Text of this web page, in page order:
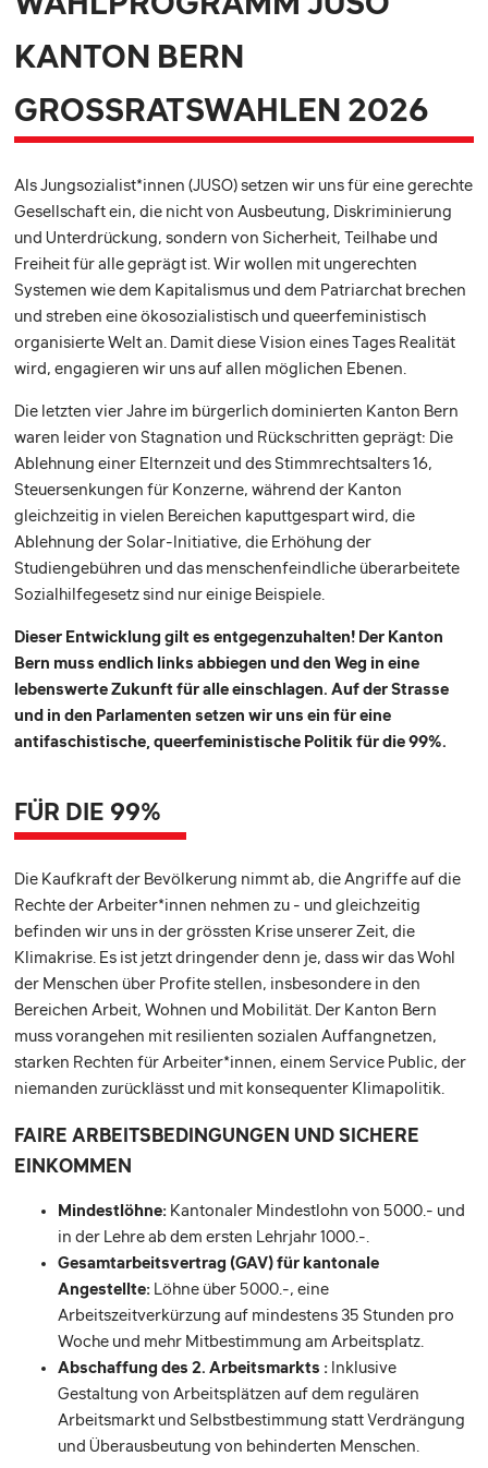
KANTON BERN
GROSSRATSWAHLEN 2026
Als Jungsozialist*innen (JUSO) setzen wir uns für eine gerechte
Gesellschaft ein, die nicht von Ausbeutung, Diskriminierung
und Unterdrückung, sondern von Sicherheit, Teilhabe und
Freiheit für alle geprägt ist. Wir wollen mit ungerechten
Systemen wie dem Kapitalismus und dem Patriarchat brechen
und streben eine ökosozialistisch und queerfeministisch
organisierte Welt an. Damit diese Vision eines Tages Realität
wird, engagieren wir uns auf allen möglichen Ebenen.
Die letzten vier Jahre im bürgerlich dominierten Kanton Bern
waren leider von Stagnation und Rückschritten geprägt: Die
Ablehnung einer Elternzeit und des Stimmrechtsalters 16,
Steuersenkungen für Konzerne, während der Kanton
gleichzeitig in vielen Bereichen kaputtgespart wird, die
Ablehnung der Solar-Initiative, die Erhöhung der
Studiengebühren und das menschenfeindliche überarbeitete
Sozialhilfegesetz sind nur einige Beispiele.
Dieser Entwicklung gilt es entgegenzuhalten! Der Kanton
Bern muss endlich links abbiegen und den Weg in eine
lebenswerte Zukunft für alle einschlagen. Auf der Strasse
und in den Parlamenten setzen wir uns ein für eine
antifaschistische, queerfeministische Politik für die 99%.
FÜR DIE 99%
Die Kaufkraft der Bevölkerung nimmt ab, die Angriffe auf die
Rechte der Arbeiter*innen nehmen zu - und gleichzeitig
befinden wir uns in der grössten Krise unserer Zeit, die
Klimakrise. Es ist jetzt dringender denn je, dass wir das Wohl
der Menschen über Profite stellen, insbesondere in den
Bereichen Arbeit, Wohnen und Mobilität. Der Kanton Bern
muss vorangehen mit resilienten sozialen Auffangnetzen,
starken Rechten für Arbeiter*innen, einem Service Public, der
niemanden zurücklässt und mit konsequenter Klimapolitik.
FAIRE ARBEITSBEDINGUNGEN UND SICHERE
EINKOMMEN
Mindestlöhne: Kantonaler Mindestlohn von 5000.- und
in der Lehre ab dem ersten Lehrjahr 1000.-.
Gesamtarbeitsvertrag (GAV) für kantonale
Angestellte: Löhne über 5000.-, eine
Arbeitszeitverkürzung auf mindestens 35 Stunden pro
Woche und mehr Mitbestimmung am Arbeitsplatz.
Abschaffung des 2. Arbeitsmarkts : Inklusive
Gestaltung von Arbeitsplätzen auf dem regulären
Arbeitsmarkt und Selbstbestimmung statt Verdrängung
und Überausbeutung von behinderten Menschen.